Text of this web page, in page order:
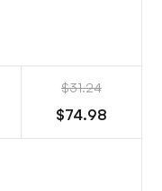
$31.24
$74.98